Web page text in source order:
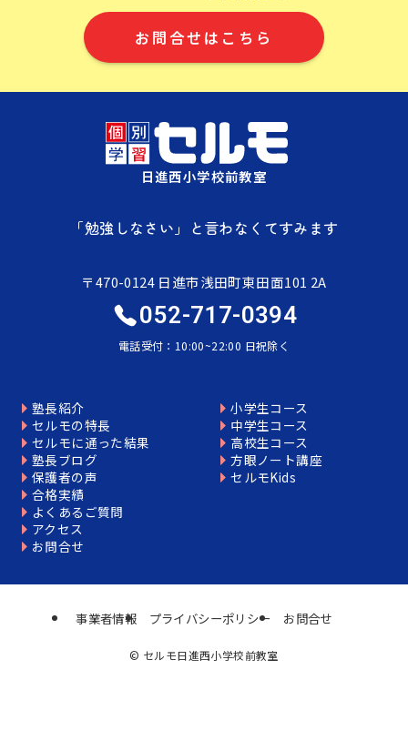
お問合せはこちら
日進西小学校前教室
「勉強しなさい」と言わなくてすみます
〒470-0124 日進市浅田町東田面101 2A
052-717-0394
電話受付：10:00~22:00 日祝除く
塾長紹介
セルモの特長
セルモに通った結果
塾長ブログ
保護者の声
合格実績
小学生コース
中学生コース
高校生コース
方眼ノート講座
セルモKids
よくあるご質問
アクセス
お問合せ
事業者情報 プライバシーポリシー お問合せ
© セルモ日進西小学校前教室